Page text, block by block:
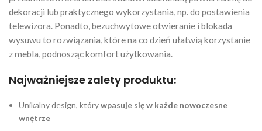
dekoracji lub praktycznego wykorzystania, np. do postawienia
telewizora. Ponadto, bezuchwytowe otwieranie i blokada
wysuwu to rozwiązania, które na co dzień ułatwią korzystanie
z mebla, podnosząc komfort użytkowania.
Najważniejsze zalety produktu:
Unikalny design, którywpasuje się w każde nowoczesne
wnętrze